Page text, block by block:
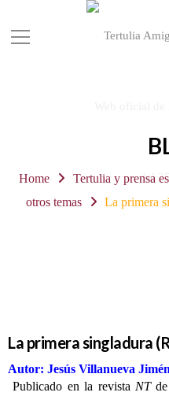
Home Tertulia y prensa
otros temas
La primera
La primera singladura
Autor: Jesús Villanueva
Publicado en la revista NTde